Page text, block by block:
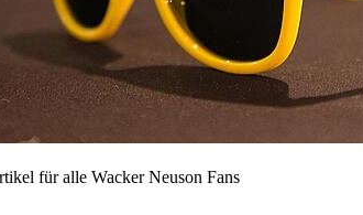
für alle Wacker Neuson Fans